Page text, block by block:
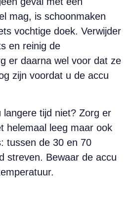
mag, is schoonmaken
vochtige doek. Verwijder
en reinig de
er daarna wel voor dat ze
zijn voordat u de accu
langere tijd niet? Zorg er
helemaal leeg maar ook
tussen de 30 en 70
streven. Bewaar de accu